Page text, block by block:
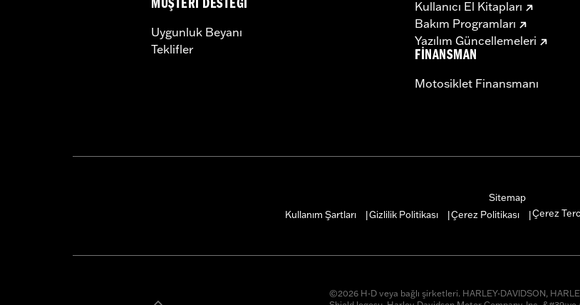
MÜŞTERI DESTEĞI
Uygunluk Beyanı
Teklifler
Kullanıcı El Kitapları
Bakım Programları
Yazılım Güncellemeleri
FINANSMAN
Motosiklet Finansmanı
Sitemap
Kullanım Şartları
Gizlilik Politikası Çerez Politikası Çerez
©2026 H-D veya bağlı şirketleri. HARLEY-DAVIDSON,